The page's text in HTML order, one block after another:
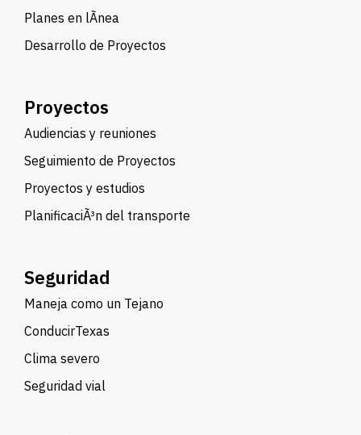
Planes en lÃ­nea
Desarrollo de Proyectos
Proyectos
Audiencias y reuniones
Seguimiento de Proyectos
Proyectos y estudios
PlanificaciÃ³n del transporte
Seguridad
Maneja como un Tejano
ConducirTexas
Clima severo
Seguridad vial